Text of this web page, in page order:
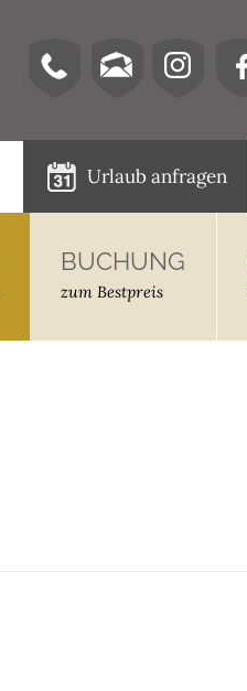
Urlaub anfragen
BUCHUNG
zum Bestpreis